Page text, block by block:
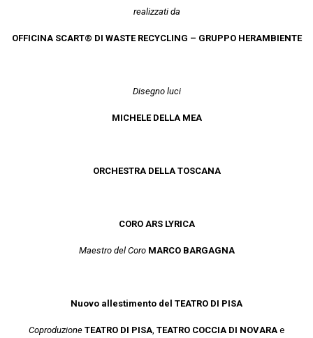
realizzati da
OFFICINA SCART® DI WASTE RECYCLING – GRUPPO HERAMBIENTE
Disegno luci
MICHELE DELLA MEA
ORCHESTRA DELLA TOSCANA
CORO ARS LYRICA
Maestro del Coro MARCO BARGAGNA
Nuovo allestimento del TEATRO DI PISA
Coproduzione TEATRO DI PISA TEATRO COCCIA DI NOVARA e